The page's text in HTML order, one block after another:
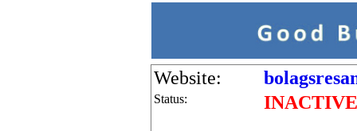
Website:
Status: INACTIVE